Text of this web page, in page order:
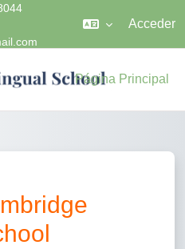
Acceder
Página Principal